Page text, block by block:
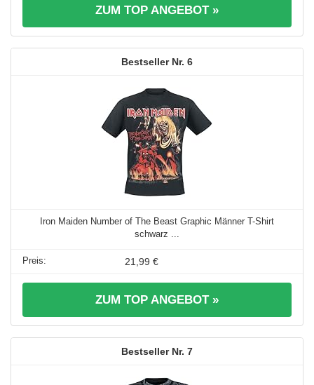
ZUM TOP ANGEBOT »
6
Iron Maiden Number of The Beast Graphic Männer T-Shirt
schwarz ...
21,99 €
ZUM TOP ANGEBOT »
7